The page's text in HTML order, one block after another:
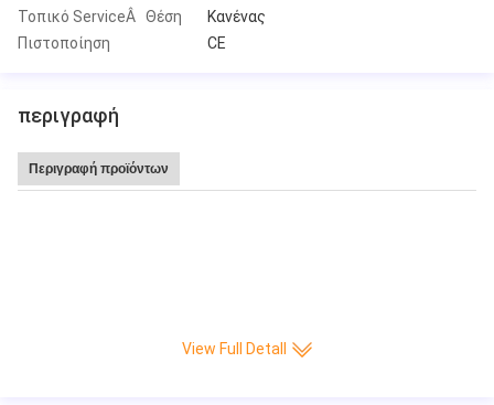
Τοπικό ServiceÂ Θέση
Κανένας
Πιστοποίηση
CE
περιγραφή
Περιγραφή προϊόντων
View Full Detall